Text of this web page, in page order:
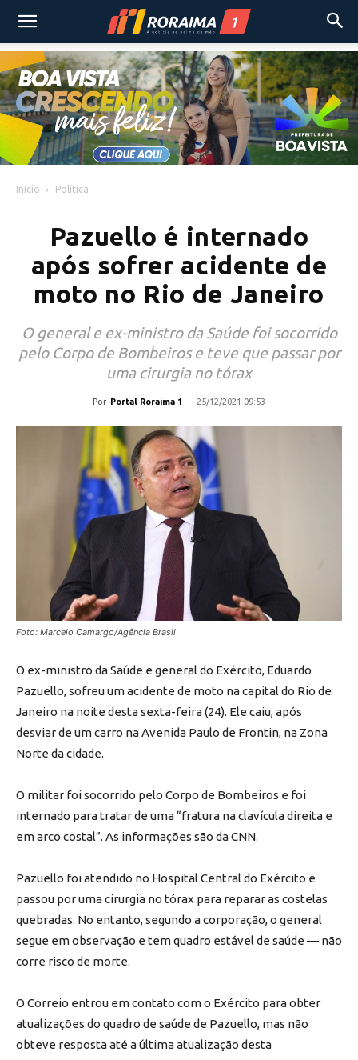
Início Política
Pazuello é internado
após sofrer acidente de
moto no Rio de Janeiro
O general e ex-ministro da Saúde foi socorrido
pelo Corpo de Bombeiros e teve que passar por
uma cirurgia no tórax
Por Portal Roraima 1 - 25/12/2021 09:53
Foto: Marcelo Camargo/Agência Brasil
O ex-ministro da Saúde e general do Exército, Eduardo
Pazuello, sofreu um acidente de moto na capital do Rio de
Janeiro na noite desta sexta-feira (24). Ele caiu, após
desviar de um carro na Avenida Paulo de Frontin, na Zona
Norte da cidade.
O militar foi socorrido pelo Corpo de Bombeiros e foi
internado para tratar de uma “fratura na clavícula direita e
em arco costal”. As informações são da CNN.
Pazuello foi atendido no Hospital Central do Exército e
passou por uma cirurgia no tórax para reparar as costelas
quebradas. No entanto, segundo a corporação, o general
segue em observação e tem quadro estável de saúde — não
corre risco de morte.
O Correio entrou em contato com o Exército para obter
atualizações do quadro de saúde de Pazuello, mas não
obteve resposta até a última atualização desta